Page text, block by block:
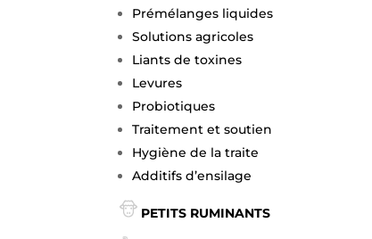
Prémélanges liquides
Solutions agricoles
Liants de toxines
Levures
Probiotiques
Traitement et soutien
Hygiène de la traite
Additifs d’ensilage
PETITS RUMINANTS